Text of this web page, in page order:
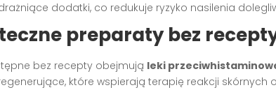
dodatki, co redukuje ryzyko nasilenia
preparaty bez
bez recepty obejmują leki
które wspierają terapię reakcji skórnych